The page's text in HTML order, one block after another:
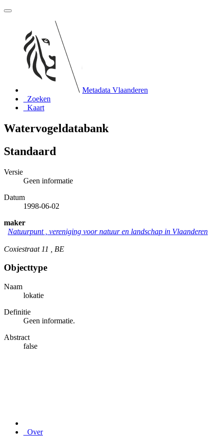
Metadata Vlaanderen
Zoeken
Kaart
Watervogeldatabank
Standaard
Versie
Geen informatie
Datum
1998-06-02
maker
Natuurpunt , vereniging voor natuur en landschap in Vlaanderen
Coxiestraat 11 , BE
Objecttype
Naam
lokatie
Definitie
Geen informatie.
Abstract
false
Over